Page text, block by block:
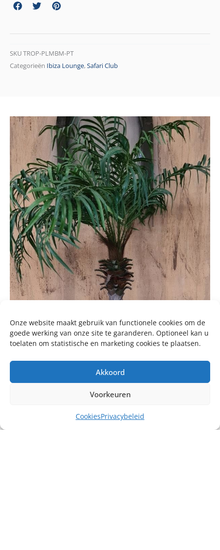
Onze website maakt gebruik van functionele cookies om de
goede werking van onze site te garanderen. Optioneel kan u
toelaten om statistische en marketing cookies te plaatsen.
Akkoord
Voorkeuren
CookiesPrivacybeleid
SKUTROP-PLMBM-PT
Categorieën Ibiza Lounge,Safari Club